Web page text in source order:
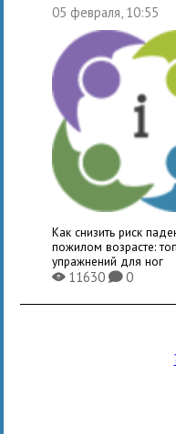
05 февраля, 10:55
Как снизить риск
пожилом возрасте:
упражнений для ног
X11630K0